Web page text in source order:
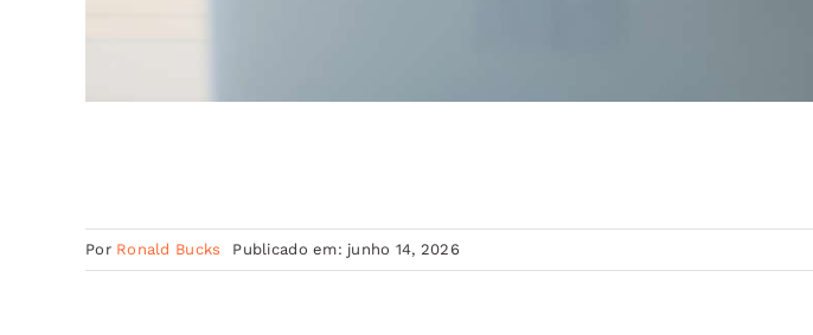
Por Ronald Bucks Publicado em: junho 14, 2026